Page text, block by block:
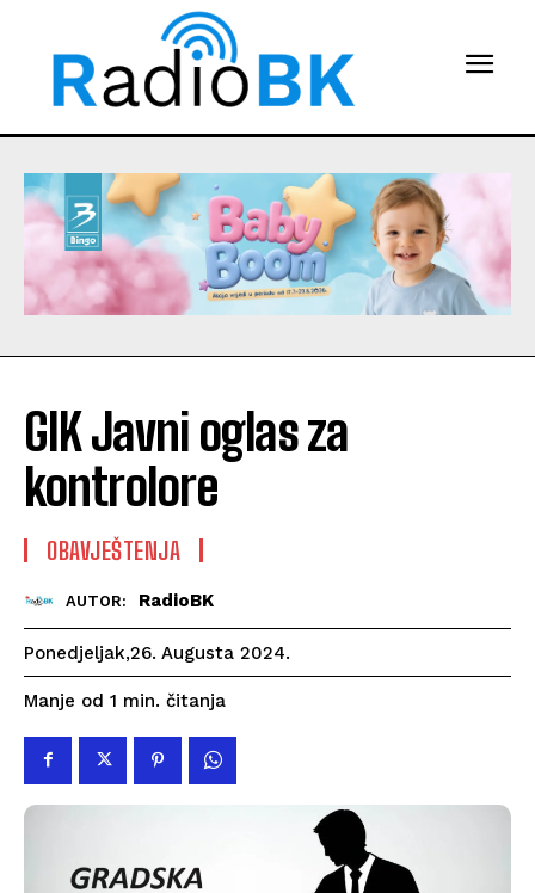
GIK Javni oglas za
kontrolore
OBAVJEŠTENJA
AUTOR: RadioBK
Ponedjeljak,26. Augusta 2024.
Manje od 1 min. čitanja